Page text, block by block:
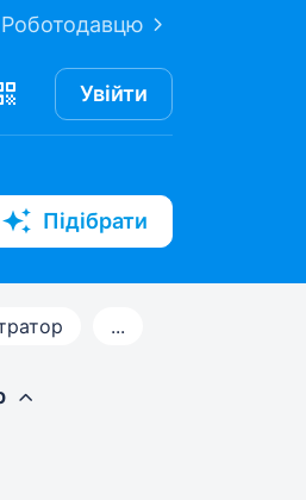
Роботодавцю
Увійти
Підібрати
...